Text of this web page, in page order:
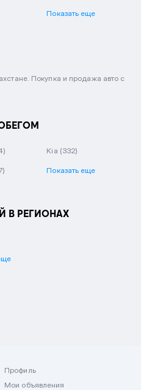
Показать еще
Покупка и продажа авто с
Kia (332)
Показать еще
В РЕГИОНАХ
Профиль
Мои объявления